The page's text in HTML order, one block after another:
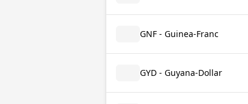
GNF - Guinea-Franc
GYD - Guyana-Dollar